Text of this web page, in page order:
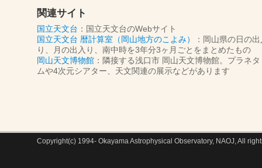
関連サイト
国立天文台 ：国立天文台のWebサイト
国立天文台 暦計算室（岡山地方のこよみ）
：岡山県の日の
り、月の出入り、南中時を3年分3ヶ月ごとをまとめたもの
岡山天文博物館 ：隣接する浅口市 岡山天文博物館。プラネタ
ムや4次元シアター、天文関連の展示などがあります
Copyright(c) 1994- Okayama Astrophysical Observatory, NAOJ, All